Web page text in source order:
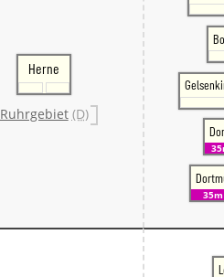
Herne
Ruhrgebiet (D)
35m